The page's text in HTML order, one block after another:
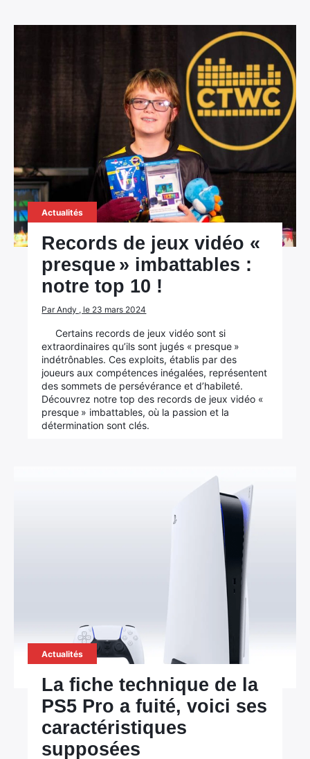
Actualités
Records de jeux vidéo «
presque » imbattables :
notre top 10 !
Par Andy , le 23 mars 2024
Certains records de jeux vidéo sont si
extraordinaires qu’ils sont jugés « presque »
indétrônables. Ces exploits, établis par des
joueurs aux compétences inégalées, représentent
des sommets de persévérance et d’habileté.
Découvrez notre top des records de jeux vidéo «
presque » imbattables, où la passion et la
détermination sont clés.
Actualités
La fiche technique de la
PS5 Pro a fuité, voici ses
caractéristiques
supposées